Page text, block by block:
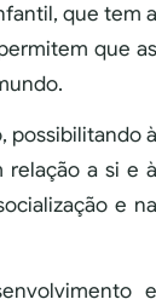
que tem a
que as
possibilitando à
relação a si e à
e na
e